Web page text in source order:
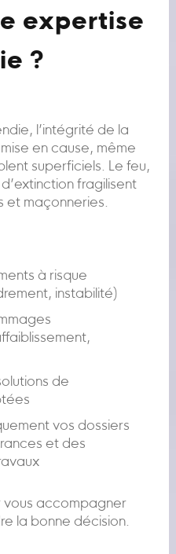
expertise
?
l’intégrité de la
en cause, même
superficiels. Le feu,
fragilisent
et maçonneries.
à risque
instabilité)
de
vos dossiers
et des
vous accompagner
la bonne décision.